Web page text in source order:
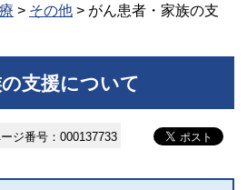
> その他 > がん患者・家族の支
支援について
ジ番号：000137733